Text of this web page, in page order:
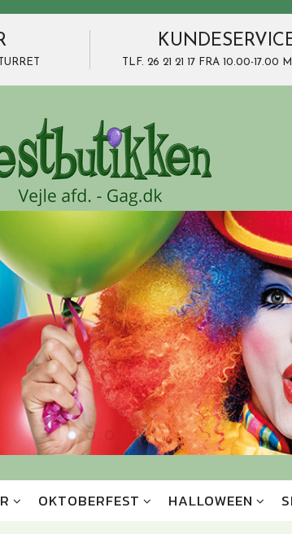
TLF. 26 21 21 17 FRA 10.00-17.00
OKTOBERFEST HALLOWEEN